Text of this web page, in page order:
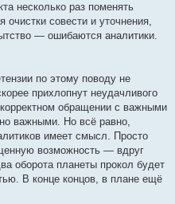
несколько раз поменять
совести и уточнения,
— ошибаются аналитики.
по этому поводу не
прихлопнут неудачливого
обращении с важными
важными. Но всё равно,
имеет смысл. Просто
возможность — вдруг
оборота планеты прокол будет
В конце концов, в плане ещё